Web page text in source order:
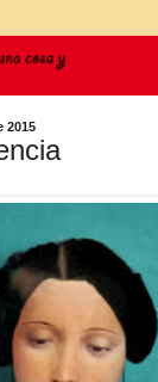
2015